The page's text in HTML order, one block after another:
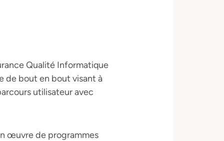
Qualité Informatique
de bout en bout visant à
utilisateur avec
œuvre de programmes